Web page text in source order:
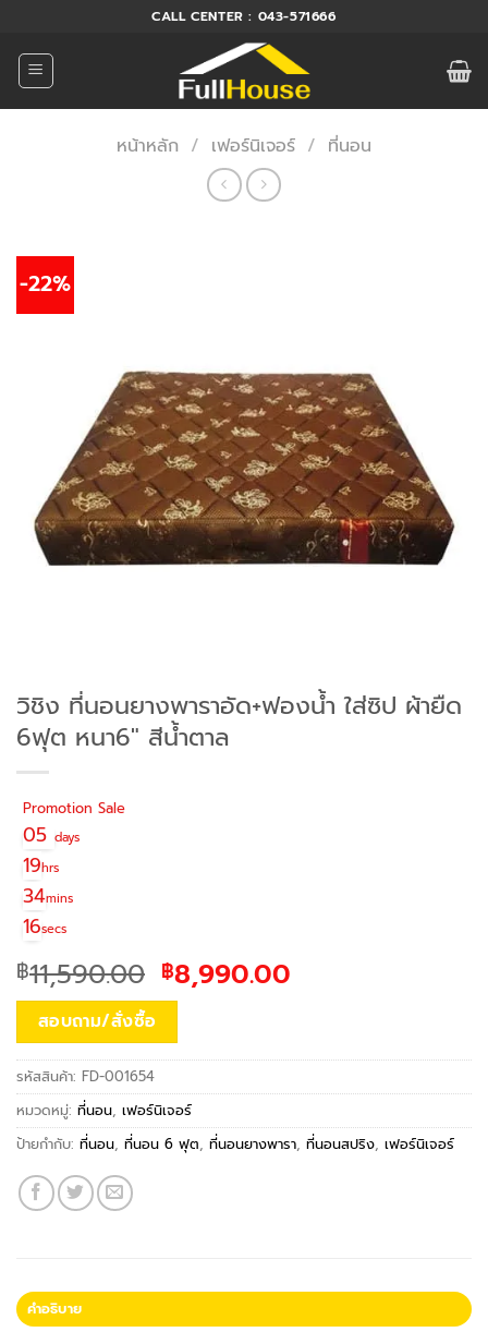
ยัง
เนื้อหา
CALL CENTER : 043-571666
หน้าหลัก / เฟอร์นิเจอร์ / ที่นอน
-22%
วิชิง ที่นอนยางพาราอัด+ฟองน้ำ ใส่ซิป ผ้ายืด
6ฟุต หนา6″ สีน้ำตาล
Promotion Sale
05 days
19hrs
34mins
16secs
฿11,590.00 Original
price
฿11,590.00.
฿8,990.00
฿8,990.00.
สอบถาม/สั่งซื้อ
รหัสสินค้า: FD-001654
หมวดหมู่: ที่นอน, เฟอร์นิเจอร์
ป้ายกำกับ: ที่นอน, ที่นอน 6 ฟุต, ที่นอนยางพารา, ที่นอนสปริง, เฟอร์นิเจอร์
คำอธิบาย